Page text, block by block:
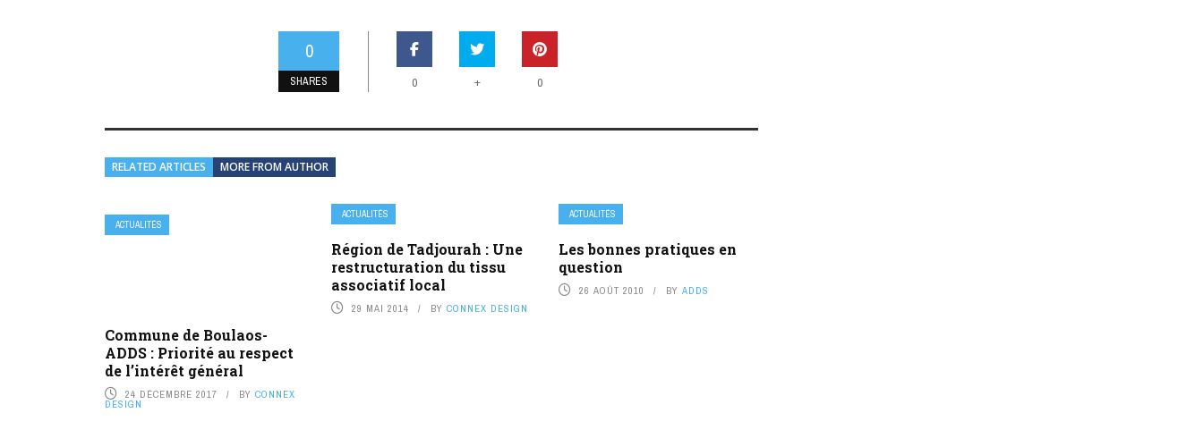
0
SHARES 0 + 0
RELATED ARTICLES MORE FROM AUTHOR
ACTUALITÉS
Commune de Boulaos-
ADDS : Priorité au respect
de l’intérêt général
24 DÉCEMBRE 2017 BY CONNEX
DESIGN
ACTUALITÉS
Région de Tadjourah : Une
restructuration du tissu
associatif local
29 MAI 2014 BYCONNEX DESIGN
ACTUALITÉS
Les bonnes pratiques en
question
26 AOÛT 2010 BY ADDS